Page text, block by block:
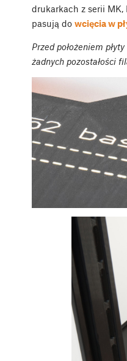
drukarkach z serii MK,
pasują do wcięcia w
Przed położeniem
żadnych pozostałości